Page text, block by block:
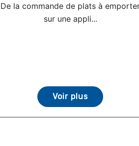
De la commande de plats à
sur une appli...
Voir plus